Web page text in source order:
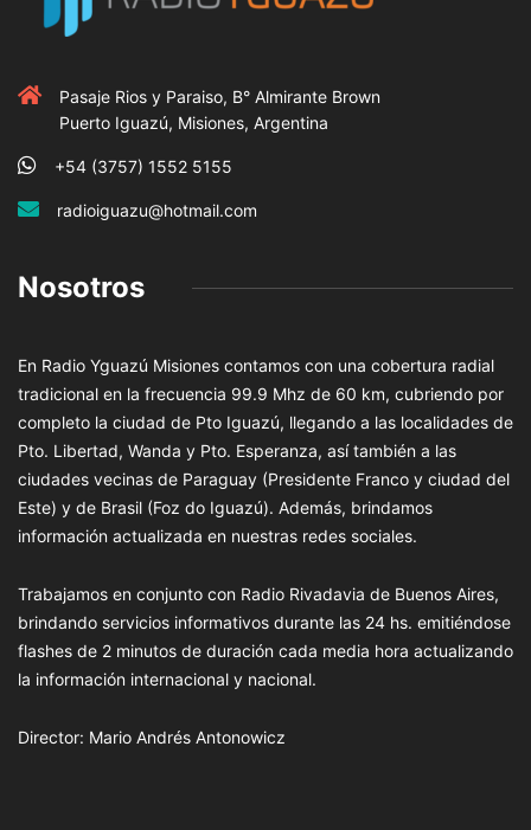
Pasaje Rios y Paraiso, B° Almirante Brown
Puerto Iguazú, Misiones, Argentina
+54 (3757) 1552 5155
radioiguazu@hotmail.com
Nosotros
En Radio Yguazú Misiones contamos con una cobertura radial
tradicional en la frecuencia 99.9 Mhz de 60 km, cubriendo por
completo la ciudad de Pto Iguazú, llegando a las localidades de
Pto. Libertad, Wanda y Pto. Esperanza, así también a las
ciudades vecinas de Paraguay (Presidente Franco y ciudad del
Este) y de Brasil (Foz do Iguazú). Además, brindamos
información actualizada en nuestras redes sociales.
Trabajamos en conjunto con Radio Rivadavia de Buenos Aires,
brindando servicios informativos durante las 24 hs. emitiéndose
flashes de 2 minutos de duración cada media hora actualizando
la información internacional y nacional.
Director: Mario Andrés Antonowicz